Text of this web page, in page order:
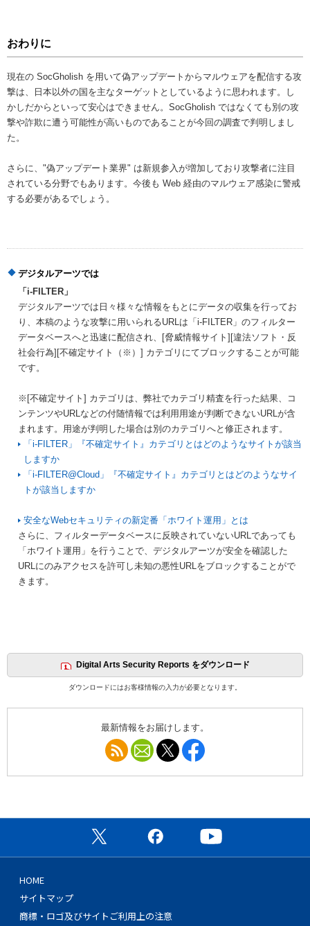
おわりに
現在の SocGholish を用いて偽アップデートからマルウェアを配信する攻
撃は、日本以外の国を主なターゲットとしているように思われます。し
かしだからといって安心はできません。SocGholish ではなくても別の攻
撃や詐欺に遭う可能性が高いものであることが今回の調査で判明しまし
た。
さらに、"偽アップデート業界" は新規参入が増加しており攻撃者に注目
されている分野でもあります。今後も Web 経由のマルウェア感染に警戒
する必要があるでしょう。
デジタルアーツでは
「i-FILTER」
デジタルアーツでは日々様々な情報をもとにデータの収集を行ってお
り、本稿のような攻撃に用いられるURLは「i-FILTER」のフィルター
データベースへと迅速に配信され、[脅威情報サイト][違法ソフト・反
社会行為][不確定サイト（※）] カテゴリにてブロックすることが可能
です。
※[不確定サイト] カテゴリは、弊社でカテゴリ精査を行った結果、コ
ンテンツやURLなどの付随情報では利用用途が判断できないURLが含
まれます。用途が判明した場合は別のカテゴリへと修正されます。
「i-FILTER」『不確定サイト』カテゴリとはどのようなサイトが該当
しますか
「i-FILTER@Cloud」『不確定サイト』カテゴリとはどのようなサイ
トが該当しますか
安全なWebセキュリティの新定番「ホワイト運用」とは
さらに、フィルターデータベースに反映されていないURLであっても
「ホワイト運用」を行うことで、デジタルアーツが安全を確認した
URLにのみアクセスを許可し未知の悪性URLをブロックすることがで
きます。
Digital Arts Security Reports をダウンロード
ダウンロードにはお客様情報の入力が必要となります。
最新情報をお届けします。
RSS
メールマガジン
Follow @DA_IDL
公式X（旧Twitter）ページ
公式Facebookページ
HOME
サイトマップ
商標・ロゴ及びサイトご利用上の注意